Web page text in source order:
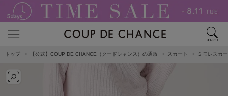
トップ 【公式】COUP DE CHANCE（クードシャンス）の通販 スカート ミモレスカ